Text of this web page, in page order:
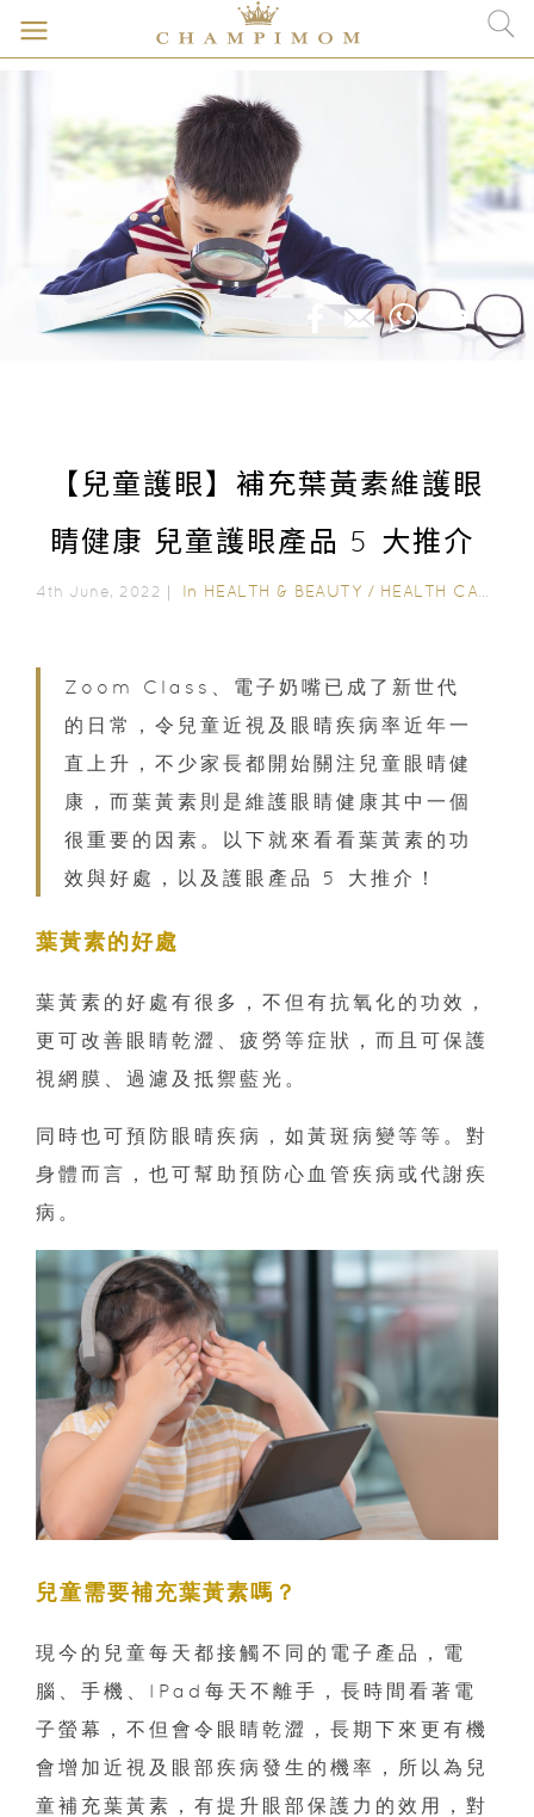
【兒童護眼】補充葉黃素維護眼
睛健康 兒童護眼產品 5 大推介
4th June, 2022｜ In HEALTH & BEAUTY / HEALTH CARE
Zoom Class、電子奶嘴已成了新世代
的日常，令兒童近視及眼晴疾病率近年一
直上升，不少家長都開始關注兒童眼晴健
康，而葉黃素則是維護眼睛健康其中一個
很重要的因素。以下就來看看葉黃素的功
效與好處，以及護眼產品 5 大推介！
葉黃素的好處
葉黃素的好處有很多，不但有抗氧化的功效，
更可改善眼睛乾澀、疲勞等症狀，而且可保護
視網膜、過濾及抵禦藍光。
同時也可預防眼晴疾病，如黃斑病變等等。對
身體而言，也可幫助預防心血管疾病或代謝疾
病。
兒童需要補充葉黃素嗎？
現今的兒童每天都接觸不同的電子產品，電
腦、手機、IPad每天不離手，長時間看著電
子螢幕，不但會令眼睛乾澀，長期下來更有機
會增加近視及眼部疾病發生的機率，所以為兒
童補充葉黃素，有提升眼部保護力的效用，對